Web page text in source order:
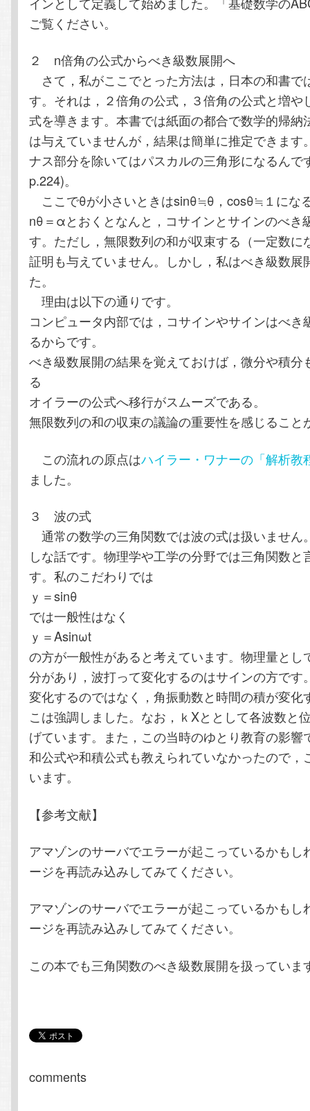
ご覧ください。
２ n倍角の公式からべき級数展開へ
さて，私がここでとった方法は，日本の和書で
す。それは，２倍角の公式，３倍角の公式と増や
式を導きます。本書では紙面の都合で数学的帰納
は与えていませんが，結果は簡単に推定できます
ナス部分を除いてはパスカルの三角形になるんで
p.224)。
ここでθが小さいときはsinθ≒θ，cosθ≒１にな
nθ＝αとおくとなんと，コサインとサインのべき
す。ただし，無限数列の和が収束する（一定数に
証明も与えていません。しかし，私はべき級数展
た。
理由は以下の通りです。
コンピュータ内部では，コサインやサインはべき
るからです。
べき級数展開の結果を覚えておけば，微分や積分
る
オイラーの公式へ移行がスムーズである。
無限数列の和の収束の議論の重要性を感じること
この流れの原点はハイラー・ワナーの「解析
ました。
３ 波の式
通常の数学の三角関数では波の式は扱いません
しな話です。物理学や工学の分野では三角関数と
す。私のこだわりでは
ｙ＝sinθ
では一般性はなく
ｙ＝Asinωt
の方が一般性があると考えています。物理量とし
分があり，波打って変化するのはサインの方です
変化するのではなく，角振動数と時間の積が変化
こは強調しました。なお，ｋXととして各波数と
げています。また，この当時のゆとり教育の影響
和公式や和積公式も教えられていなかったので，
います。
【参考文献】
アマゾンのサーバでエラーが起こっているかもし
ージを再読み込みしてみてください。
アマゾンのサーバでエラーが起こっているかもし
ージを再読み込みしてみてください。
この本でも三角関数のべき級数展開を扱っていま
comments